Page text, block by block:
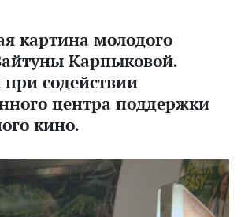
картина молодого
Карпыковой.
при содействии
центра поддержки
кино.